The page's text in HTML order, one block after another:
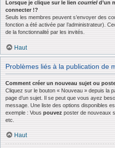
Lorsque je clique sur le lien courrield’un
connecter !?
Seuls les membres peuvent s’envoyer des
fonction a été activée par l’administrateur).
de la fonctionnalité par les invités.
Haut
Problèmes liés à la publication de
Comment créer un nouveau sujet ou
Cliquez sur le bouton « Nouveau » depuis la
page d’un sujet. Il se peut que vous ayez
message. Une liste des options disponibles
exemple : Vous pouvez poster de nouveaux
etc.
Haut